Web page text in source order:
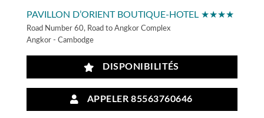
PAVILLON D’ORIENT BOUTIQUE-HOTEL ★★★★
Road Number 60, Road to Angkor Complex
Angkor - Cambodge
DISPONIBILITÉS
APPELER 85563760646